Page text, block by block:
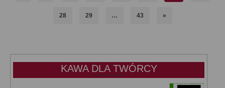
28 29 … 43 »
KAWA DLA TWÓRCY